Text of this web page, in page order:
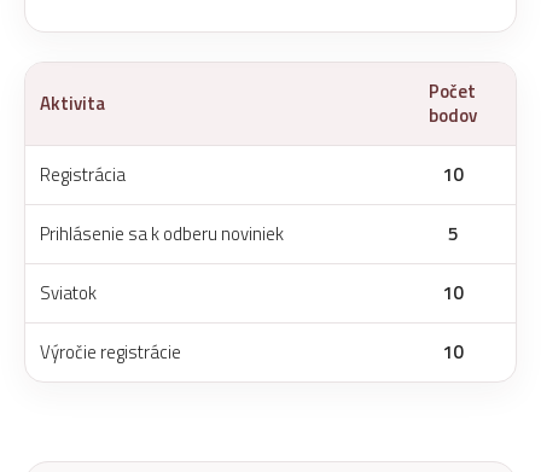
Aktivita
Počet
bodov
Registrácia 10
Prihlásenie sa k odberu noviniek 5
Sviatok 10
Výročie registrácie 10